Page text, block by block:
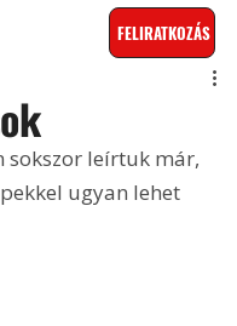
FELIRATKOZÁS
sokszor leírtuk már,
ugyan lehet